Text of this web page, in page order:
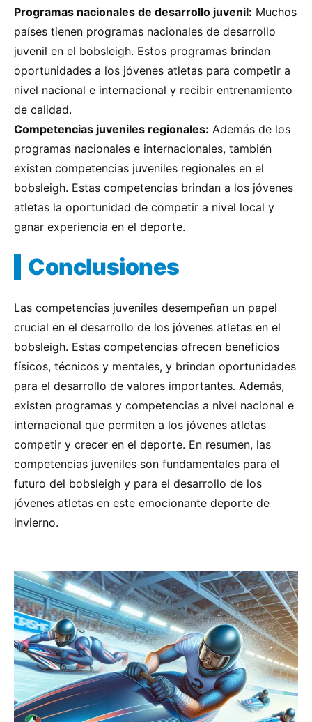
Programas nacionales de desarrollo juvenil: Muchos
países tienen programas nacionales de desarrollo
juvenil en el bobsleigh. Estos programas brindan
oportunidades a los jóvenes atletas para competir a
nivel nacional e internacional y recibir entrenamiento
de calidad.
Competencias juveniles regionales: Además de los
programas nacionales e internacionales, también
existen competencias juveniles regionales en el
bobsleigh. Estas competencias brindan a los jóvenes
atletas la oportunidad de competir a nivel local y
ganar experiencia en el deporte.
Conclusiones
Las competencias juveniles desempeñan un papel
crucial en el desarrollo de los jóvenes atletas en el
bobsleigh. Estas competencias ofrecen beneficios
físicos, técnicos y mentales, y brindan oportunidades
para el desarrollo de valores importantes. Además,
existen programas y competencias a nivel nacional e
internacional que permiten a los jóvenes atletas
competir y crecer en el deporte. En resumen, las
competencias juveniles son fundamentales para el
futuro del bobsleigh y para el desarrollo de los
jóvenes atletas en este emocionante deporte de
invierno.